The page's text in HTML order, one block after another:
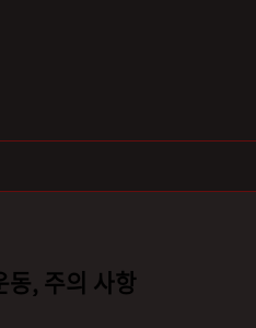
동, 주의 사항